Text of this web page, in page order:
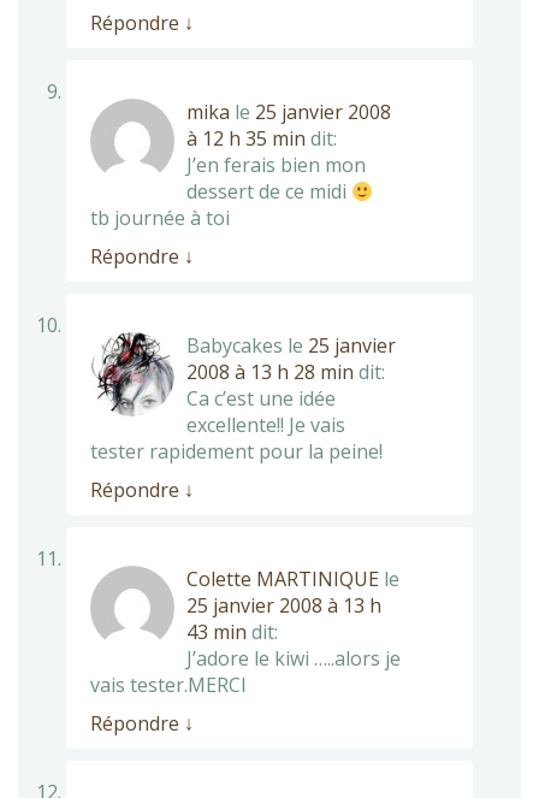
Répondre ↓
mika le 25 janvier 2008
à 12 h 35 min dit:
J’en ferais bien mon
dessert de ce midi
tb journée à toi
Répondre ↓
Babycakes le 25 janvier
2008 à 13 h 28 min dit:
Ca c’est une idée
excellente!! Je vais
tester rapidement pour la peine!
Répondre ↓
Colette MARTINIQUE le
25 janvier 2008 à 13 h
43 min dit:
J’adore le kiwi …..alors je
vais tester.MERCI
Répondre ↓